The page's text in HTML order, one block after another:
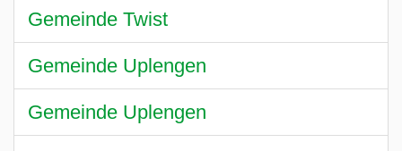
Gemeinde Twist
Gemeinde Uplengen
Gemeinde Uplengen